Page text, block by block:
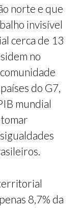
norte e que
invisível
cerca de 13
no
do G7,
mundial
8,7% da